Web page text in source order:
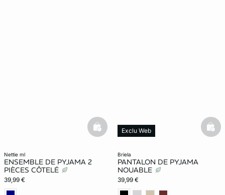
nettie ml
ENSEMBLE DE PYJAMA 2
PIÈCES CÔTELÉ
39,99 €
basketfull
briela
PANTALON DE PYJAMA
NOUABLE
39,99 €
Exclu Web